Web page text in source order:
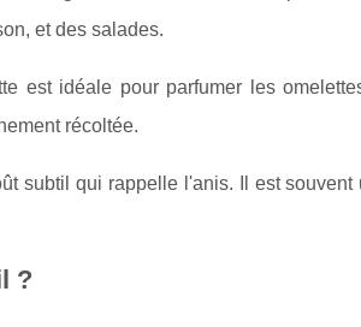
et des salades.
est idéale pour parfumer les
récoltée.
subtil qui rappelle l'anis. Il est souvent
?